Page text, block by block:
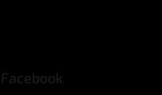
Facebook